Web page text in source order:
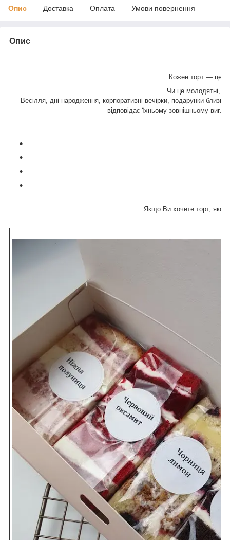
Опис Доставка Оплата Умови повернення
Опис
Кожен торт — це
Чи це молодятні, чи
Весілля, дні народження, корпоративні вечірки, подарунки
відповідає їхньому зовнішньому
Якщо Ви хочете торт,